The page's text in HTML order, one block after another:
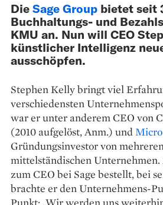
Die Sage Group bietet seit
Buchhaltungs- und
KMU an. Nun will CEO
künstlicher Intelligenz
ausschöpfen.
Stephen Kelly bringt viel
verschiedensten
war er unter anderem CEO von
(2010 aufgelöst, Anm.) und
Gründungsinvestor von
mittelständischen
zum CEO bei Sage bestellt, bei
brachte er den Unternehmens-
Punkt: „Wir werden uns